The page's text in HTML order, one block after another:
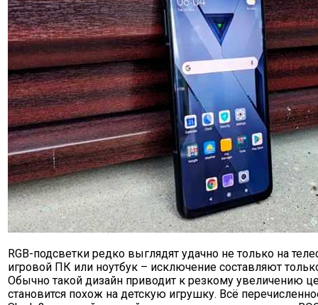
RGB-подсветки редко выглядят удачно не только на
игровой ПК или ноутбук – исключение составляют
Обычно такой дизайн приводит к резкому увеличению
становится похож на детскую игрушку. Всё